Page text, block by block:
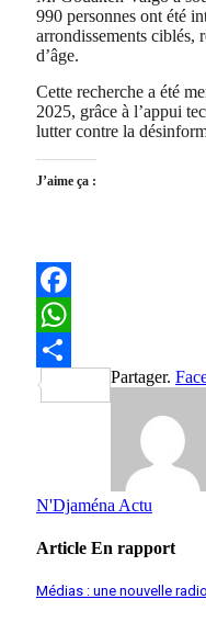
990 personnes ont été
arrondissements ciblés,
d’âge.
Cette recherche a été
2025, grâce à l’appui
lutter contre la
J’aime ça :
Facebook
WhatsApp
Partager
Partager.
N'Djaména Actu
Article En rapport
Médias : une nouvelle